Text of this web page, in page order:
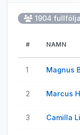
1904
# NAMN
1 Magnus
2 Marcus
3 Camilla